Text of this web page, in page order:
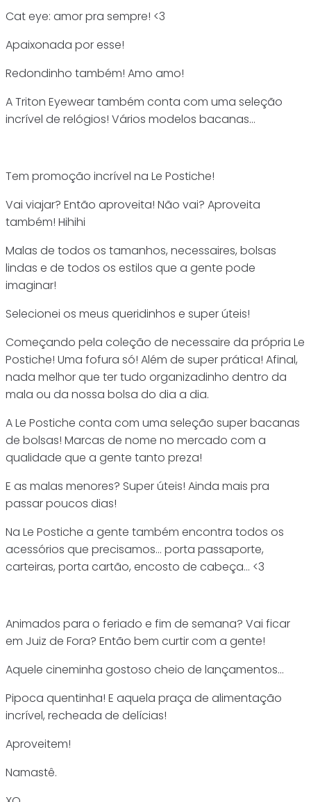
Cat eye: amor pra sempre! <3
Apaixonada por esse!
Redondinho também! Amo amo!
A Triton Eyewear também conta com uma seleção
incrível de relógios! Vários modelos bacanas…
Tem promoção incrível na Le Postiche!
Vai viajar? Então aproveita! Não vai? Aproveita
também! Hihihi
Malas de todos os tamanhos, necessaires, bolsas
lindas e de todos os estilos que a gente pode
imaginar!
Selecionei os meus queridinhos e super úteis!
Começando pela coleção de necessaire da própria Le
Postiche! Uma fofura só! Além de super prática! Afinal,
nada melhor que ter tudo organizadinho dentro da
mala ou da nossa bolsa do dia a dia.
A Le Postiche conta com uma seleção super bacanas
de bolsas! Marcas de nome no mercado com a
qualidade que a gente tanto preza!
E as malas menores? Super úteis! Ainda mais pra
passar poucos dias!
Na Le Postiche a gente também encontra todos os
acessórios que precisamos… porta passaporte,
carteiras, porta cartão, encosto de cabeça… <3
Animados para o feriado e fim de semana? Vai ficar
em Juiz de Fora? Então bem curtir com a gente!
Aquele cineminha gostoso cheio de lançamentos…
Pipoca quentinha! E aquela praça de alimentação
incrível, recheada de delícias!
Aproveitem!
Namastê.